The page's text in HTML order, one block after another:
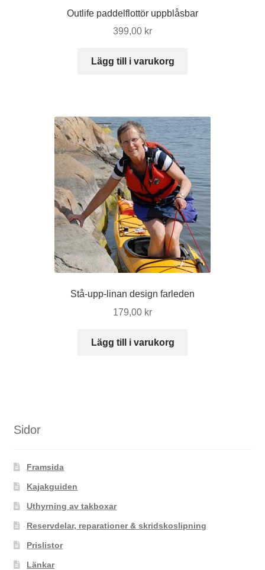
Outlife paddelflottör uppblåsbar
399,00 kr
Lägg till i varukorg
Stå-upp-linan design farleden
179,00 kr
Lägg till i varukorg
Sidor
Framsida
Kajakguiden
Uthyrning av takboxar
Reservdelar, reparationer & skridskoslipning
Prislistor
Länkar